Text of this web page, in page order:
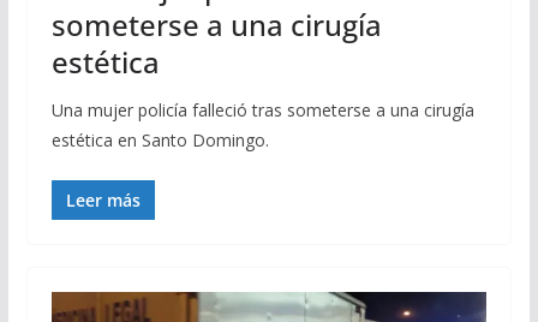
someterse a una cirugía
estética
Una mujer policía falleció tras someterse a una cirugía
estética en Santo Domingo.
Leer más